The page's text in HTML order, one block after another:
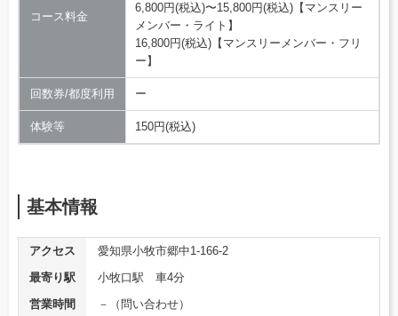
コース料金
6,800円(税込)〜15,800円(税込)【マンスリー
メンバー・ライト】
16,800円(税込)【マンスリーメンバー・フリ
ー】
回数券/都度利用 ー
体験等 150円(税込)
基本情報
アクセス
愛知県小牧市郷中1-166-2
最寄り駅
小牧口駅 車4分
営業時間
－（問い合わせ）